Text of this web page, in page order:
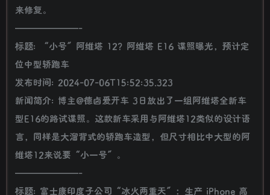
来修复。
———————-
标题: “小号”阿维塔 12？阿维塔 E16 谍照曝光，预计定
位中型轿跑车
发布时间: 2024-07-06T15:52:35.323
新闻简介: 博主@德卤爱开车 3日放出了一组阿维塔全新车
型E16的路试谍照。这款新车采用与阿维塔12类似的设计语
言，同样是大溜背式的轿跑车造型，但尺寸相比中大型的阿
维塔12来说要“小一号”。
———————-
标题: 富士康印度子公司“冰火两重天”：生产 iPhone 高